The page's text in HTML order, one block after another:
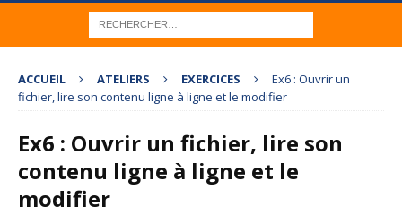
ACCUEIL ATELIERS EXERCICES
Ex6 : Ouvrir un
fichier, lire son contenu ligne à ligne et le modifier
Ex6 : Ouvrir un fichier, lire son
contenu ligne à ligne et le
modifier